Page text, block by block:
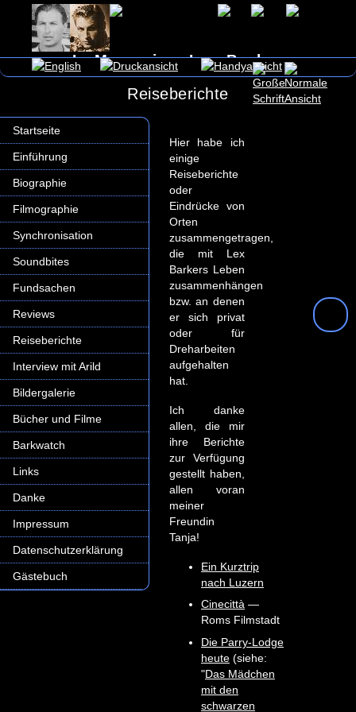
In Memoriam Lex Barker
Reiseberichte
Startseite
Einführung
Biographie
Filmographie
Synchronisation
Soundbites
Fundsachen
Reviews
Reiseberichte
Interview mit Arild
Bildergalerie
Bücher und Filme
Barkwatch
Links
Danke
Impressum
Datenschutzerklärung
Gästebuch
Hier habe ich
einige
Reiseberichte
oder
Eindrücke von
Orten
zusammengetragen,
die mit Lex
Barkers Leben
zusammenhängen
bzw. an denen
er sich privat
oder für
Dreharbeiten
aufgehalten
hat.
Ich danke
allen, die mir
ihre Berichte
zur Verfügung
gestellt haben,
allen voran
meiner
Freundin
Tanja!
Ein Kurztrip
nach Luzern
Cinecittà—
Roms Filmstadt
Die Parry-Lodge
heute(siehe:
"Das Mädchen
mit den
schwarzen